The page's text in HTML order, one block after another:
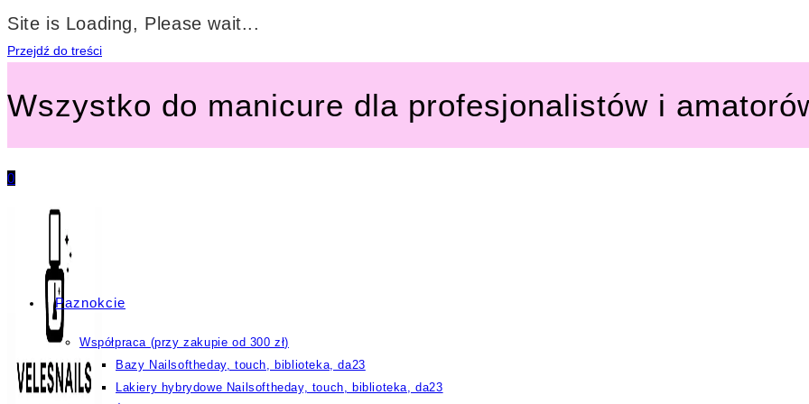
Site is Loading, Please wait...
Przejdź do treści
Wszystko do manicure dla profesjonalistów i
0
Paznokcie
Współpraca (przy zakupie od 300 zł)
Bazy Nailsoftheday, touch, biblioteka, da23
Lakiery hybrydowe Nailsoftheday, touch, biblioteka, da23